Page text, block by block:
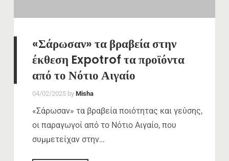
«Σάρωσαν» τα βραβεία στην
έκθεση Expotrof τα προϊόντα
από το Νότιο Αιγαίο
04/02/2025 by Misha
«Σάρωσαν» τα βραβεία ποιότητας και γεύσης,
οι παραγωγοί από το Νότιο Αιγαίο, που
συμμετείχαν στην…